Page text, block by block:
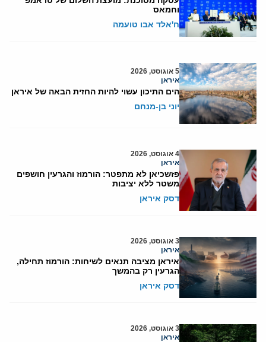
וחמאס
ח'אלד אבו טועמה
5 אוגוסט, 2026
איראן
הים התיכון עשוי להיות החזית הבאה של איראן
יוני בן-מנחם
4 אוגוסט, 2026
איראן
פזשכיאן לא מתפטר: הורמוז והגרעין חושפים
משטר ללא יציבות
דסק איראן
3 אוגוסט, 2026
איראן
איראן מציבה תנאים לשיחות: הורמוז תחילה,
הגרעין רק בהמשך
דסק איראן
3 אוגוסט, 2026
איראן